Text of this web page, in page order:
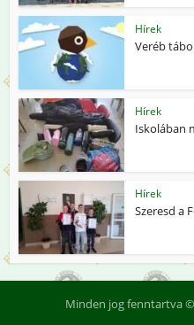
Hírek
Veréb
Hírek
Iskolában
Hírek
Szeresd a
Minden jog fenntartva